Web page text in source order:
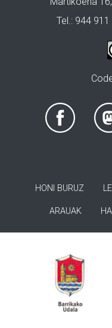
Tel.: 944 911
HONI BURUZ
ARAUAK